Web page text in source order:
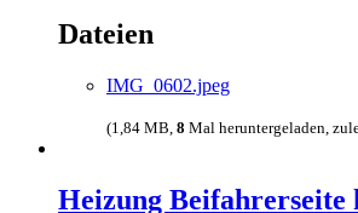
Dateien
IMG_0602.jpeg
(1,84 MB, 8 Mal heruntergeladen,
Heizung